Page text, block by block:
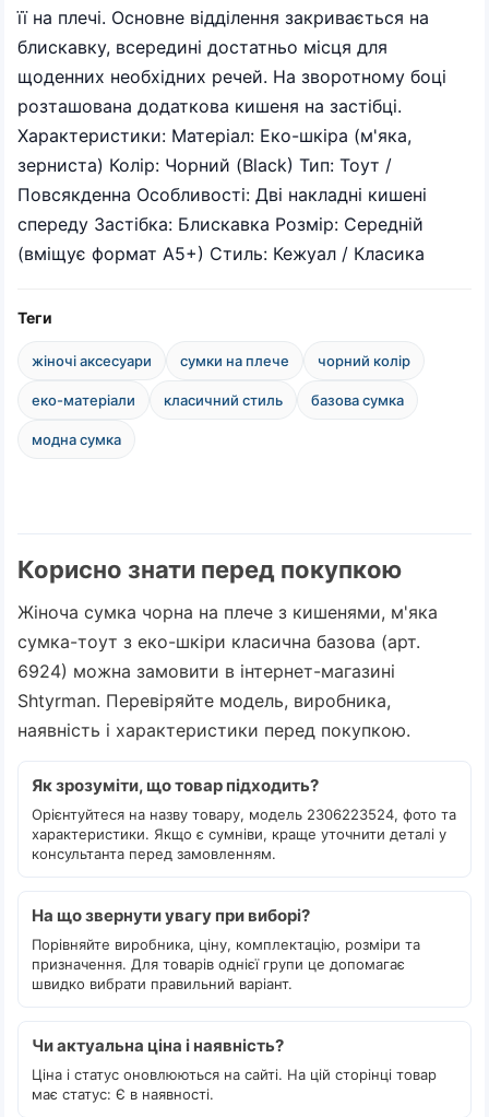
її на плечі. Основне відділення закривається на
блискавку, всередині достатньо місця для
щоденних необхідних речей. На зворотному боці
розташована додаткова кишеня на застібці.
Характеристики: Матеріал: Еко-шкіра (м'яка,
зерниста) Колір: Чорний (Black) Тип: Тоут /
Повсякденна Особливості: Дві накладні кишені
спереду Застібка: Блискавка Розмір: Середній
(вміщує формат А5+) Стиль: Кежуал / Класика
Теги
жіночі аксесуари сумки на плече чорний колір
еко-матеріали класичний стиль базова сумка
модна сумка
Корисно знати перед покупкою
Жіноча сумка чорна на плече з кишенями, м'яка
сумка-тоут з еко-шкіри класична базова (арт.
6924) можна замовити в інтернет-магазині
Shtyrman. Перевіряйте модель, виробника,
наявність і характеристики перед покупкою.
Як зрозуміти, що товар підходить?
Орієнтуйтеся на назву товару, модель 2306223524, фото та
характеристики. Якщо є сумніви, краще уточнити деталі у
консультанта перед замовленням.
На що звернути увагу при виборі?
Порівняйте виробника, ціну, комплектацію, розміри та
призначення. Для товарів однієї групи це допомагає
швидко вибрати правильний варіант.
Чи актуальна ціна і наявність?
Ціна і статус оновлюються на сайті. На цій сторінці товар
має статус: Є в наявності.